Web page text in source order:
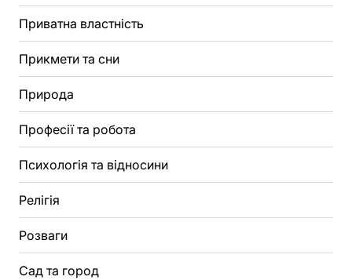
Приватна властність
Прикмети та сни
Природа
Професії та робота
Психологія та відносини
Релігія
Розваги
Сад та город